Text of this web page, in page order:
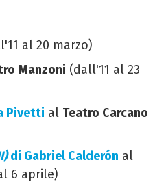
al 20 marzo)
Manzoni (dall'11 al 23
Pivetti al Teatro Carcano
di Gabriel Calderón al
6 aprile)